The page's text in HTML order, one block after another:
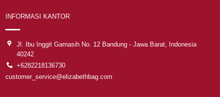
INFORMASI KANTOR
Jl. Ibu Inggit Garnasih No. 12 Bandung - Jawa Barat, Indonesia
40242
+6282218136730
customer_service@elizabethbag.com